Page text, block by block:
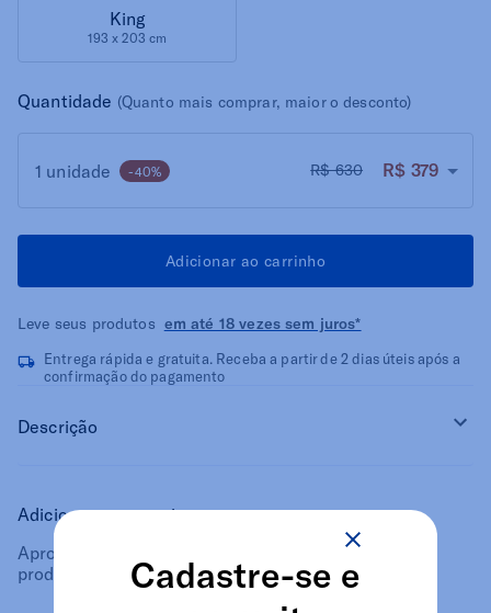
King
193 x 203 cm
Quantidade (Quanto mais comprar, maior o desconto)
1 unidade -40% R$ 630 R$ 379
Adicionar ao carrinho
Leve seus produtos em até 18 vezes sem juros*
Entrega rápida e gratuita. Receba a partir de 2 dias úteis após a
confirmação do pagamento
Descrição
Adicione e economize:
Aproveite um desconto extra ao adicionar estes
produtos em seu carrinho!Cadastre-se e